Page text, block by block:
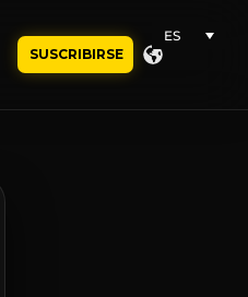
SUSCRIBIRSE
ES